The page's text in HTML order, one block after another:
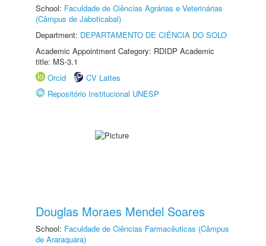
School: Faculdade de Ciências Agrárias e Veterinárias
(Câmpus de Jaboticabal)
Department: DEPARTAMENTO DE CIÊNCIA DO SOLO
Academic Appointment Category: RDIDP Academic
title: MS-3.1
Orcid
CV Lattes
Repositório Institucional UNESP
Douglas Moraes Mendel Soares
School: Faculdade de Ciências Farmacêuticas (Câmpus
de Araraquara)